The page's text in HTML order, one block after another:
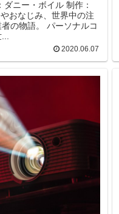
ダニー・ボイル 制作：
おなじみ、世界中の注
の物語。 パーソナルコ
...
2020.06.07